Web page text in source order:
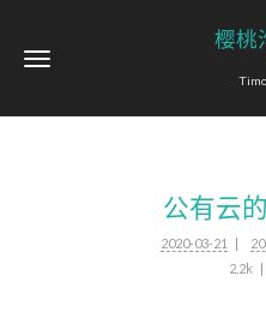
樱桃
公有云
2020-03-21
2.2k